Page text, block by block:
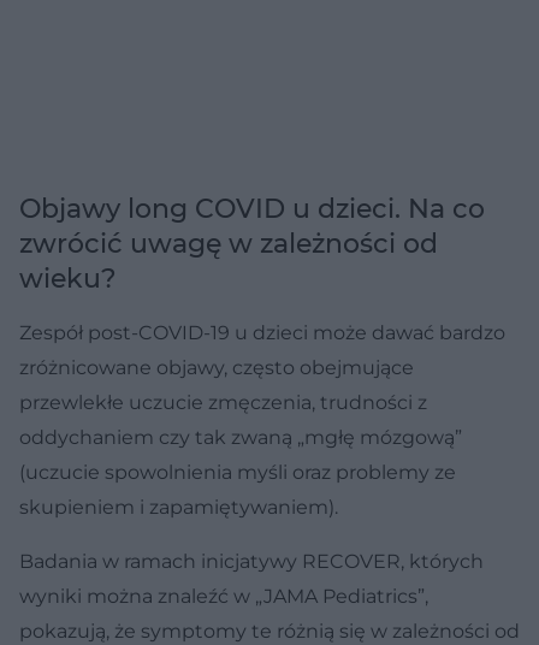
Objawy long COVID u dzieci. Na co
zwrócić uwagę w zależności od
wieku?
Zespół post-COVID-19 u dzieci może dawać bardzo
zróżnicowane objawy, często obejmujące
przewlekłe uczucie zmęczenia, trudności z
oddychaniem czy tak zwaną „mgłę mózgową”
(uczucie spowolnienia myśli oraz problemy ze
skupieniem i zapamiętywaniem).
Badania w ramach inicjatywy RECOVER, których
wyniki można znaleźć w „JAMA Pediatrics”,
pokazują, że symptomy te różnią się w zależności od